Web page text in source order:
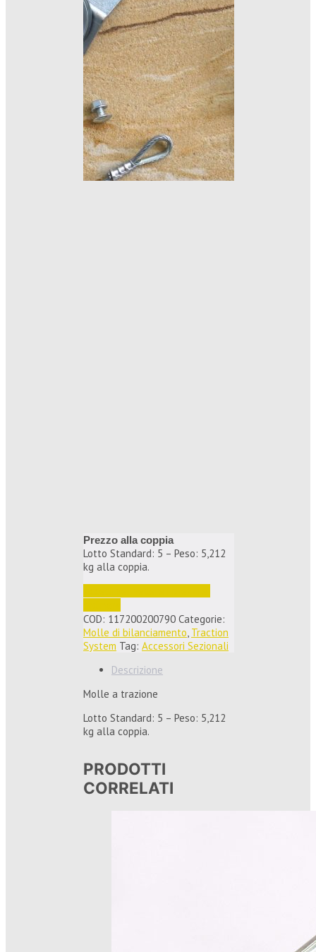
Prezzo alla coppia
Lotto Standard: 5 – Peso: 5,212
kg alla coppia.
COD: 117200200790 Categorie:
Molle di bilanciamento, Traction
System Tag: Accessori Sezionali
Descrizione
Molle a trazione
Lotto Standard: 5 – Peso: 5,212
kg alla coppia.
PRODOTTI
CORRELATI